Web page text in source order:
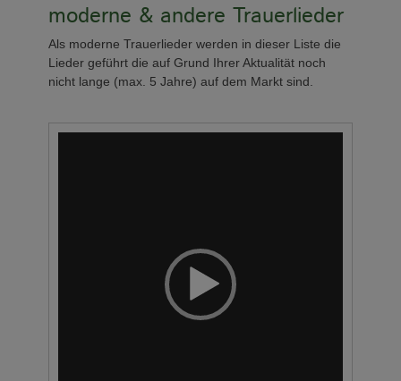
moderne & andere Trauerlieder
Als moderne Trauerlieder werden in dieser Liste die
Lieder geführt die auf Grund Ihrer Aktualität noch
nicht lange (max. 5 Jahre) auf dem Markt sind.